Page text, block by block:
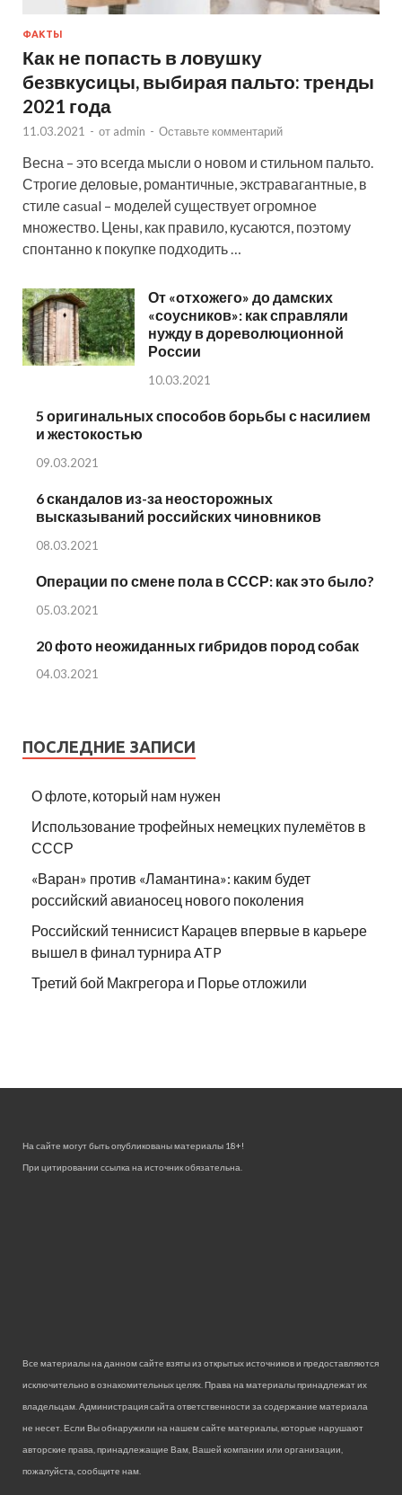
ФАКТЫ
Как не попасть в ловушку
безвкусицы, выбирая пальто: тренды
2021 года
11.03.2021 - от admin - Оставьте комментарий
Весна – это всегда мысли о новом и стильном пальто.
Строгие деловые, романтичные, экстравагантные, в
стиле casual – моделей существует огромное
множество. Цены, как правило, кусаются, поэтому
спонтанно к покупке подходить …
От «отхожего» до дамских
«соусников»: как справляли
нужду в дореволюционной
России
10.03.2021
5 оригинальных способов борьбы с насилием
и жестокостью
09.03.2021
6 скандалов из-за неосторожных
высказываний российских чиновников
08.03.2021
Операции по смене пола в СССР: как это было?
05.03.2021
20 фото неожиданных гибридов пород собак
04.03.2021
ПОСЛЕДНИЕ ЗАПИСИ
О флоте, который нам нужен
Использование трофейных немецких пулемётов в
СССР
«Варан» против «Ламантина»: каким будет
российский авианосец нового поколения
Российский теннисист Карацев впервые в карьере
вышел в финал турнира ATP
Третий бой Макгрегора и Порье отложили
На сайте могут быть опубликованы материалы 18+!
При цитировании ссылка на источник обязательна.
Все материалы на данном сайте взяты из открытых источников и предоставляются
исключительно в ознакомительных целях. Права на материалы принадлежат их
владельцам. Администрация сайта ответственности за содержание материала
не несет. Если Вы обнаружили на нашем сайте материалы, которые нарушают
авторские права, принадлежащие Вам, Вашей компании или организации,
пожалуйста, сообщите нам.